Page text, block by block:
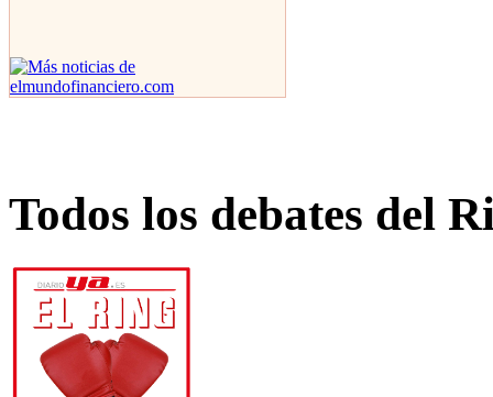
Todos los debates del